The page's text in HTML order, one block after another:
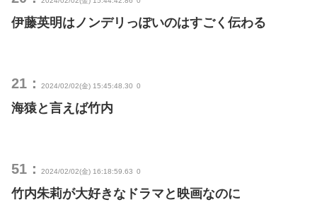
伊藤英明はノンデリっぽいのはすごく伝わる
21： 2024/02/02(金) 15:45:48.30 0
海猿と言えば竹内
51： 2024/02/02(金) 16:18:59.63 0
竹内朱莉が大好きなドラマと映画なのに